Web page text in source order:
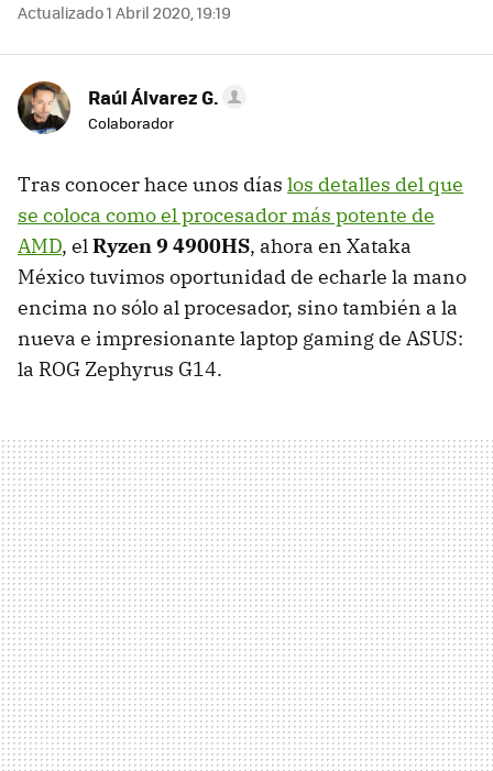
Actualizado 1 Abril 2020, 19:19
Raúl Álvarez G.
Colaborador
Tras conocer hace unos días los detalles del que
se coloca como el procesador más potente de
AMD, elRyzen 9 4900HS, ahora en Xataka
México tuvimos oportunidad de echarle la mano
encima no sólo al procesador, sino también a la
nueva e impresionante laptop gaming de ASUS:
la ROG Zephyrus G14.